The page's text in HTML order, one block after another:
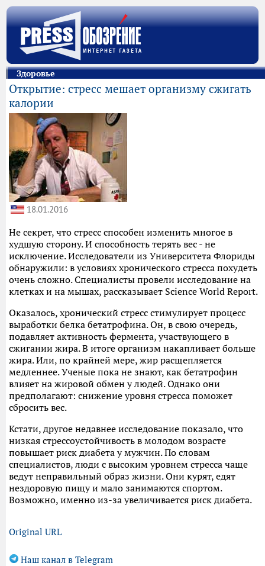
Здоровье
Открытие: стресс мешает организму сжигать
калории
18.01.2016
Не секрет, что стресс способен изменить многое в
худшую сторону. И способность терять вес - не
исключение. Исследователи из Университета Флориды
обнаружили: в условиях хронического стресса похудеть
очень сложно. Специалисты провели исследование на
клетках и на мышах, рассказывает Science World Report.
Оказалось, хронический стресс стимулирует процесс
выработки белка бетатрофина. Он, в свою очередь,
подавляет активность фермента, участвующего в
сжигании жира. В итоге организм накапливает больше
жира. Или, по крайней мере, жир расщепляется
медленнее. Ученые пока не знают, как бетатрофин
влияет на жировой обмен у людей. Однако они
предполагают: снижение уровня стресса поможет
сбросить вес.
Кстати, другое недавнее исследование показало, что
низкая стрессоустойчивость в молодом возрасте
повышает риск диабета у мужчин. По словам
специалистов, люди с высоким уровнем стресса чаще
ведут неправильный образ жизни. Они курят, едят
нездоровую пищу и мало занимаются спортом.
Возможно, именно из-за увеличивается риск диабета.
Original URL
Наш канал в Telegram